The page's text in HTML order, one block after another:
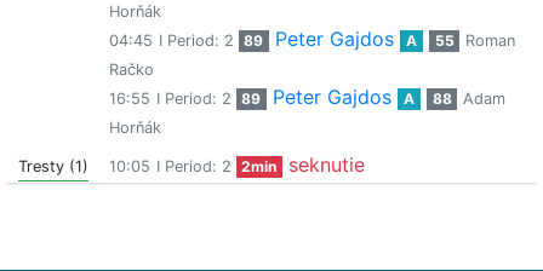
Horňák
04:45 I Period: 2 89 Peter Gajdos A 55
Roman
Račko
16:55 I Period: 2 89 Peter Gajdos A 88
Adam
Horňák
Tresty (1) 10:05 I Period: 2 2min seknutie